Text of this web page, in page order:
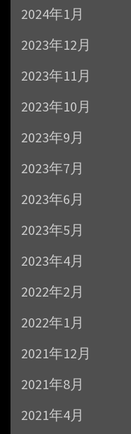
2024年1月
2023年12月
2023年11月
2023年10月
2023年9月
2023年7月
2023年6月
2023年5月
2023年4月
2022年2月
2022年1月
2021年12月
2021年8月
2021年4月